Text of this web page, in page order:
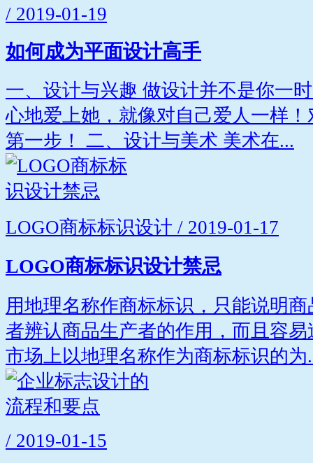
/ 2019-01-19
如何成为平面设计高手
一、设计与兴趣 做设计并不是你一
心地爱上她，就像对自己爱人一样
第一步！ 二、设计与美术 美术在...
LOGO商标标识设计 / 2019-01-17
LOGO商标标识设计禁忌
用地理名称作商标标识，只能说明
者辨认商品生产者的作用，而且容
市场上以地理名称作为商标标识的为
/ 2019-01-15